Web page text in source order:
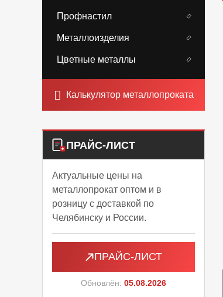
Профнастил
Металлоизделия
Цветные металлы
Калькулятор металлопроката
ПРАЙС-ЛИСТ
Актуальные цены на
металлопрокат оптом и в
розницу с доставкой по
Челябинску и России.
ПРАЙС-ЛИСТ
Обновлён: 05.08.2026